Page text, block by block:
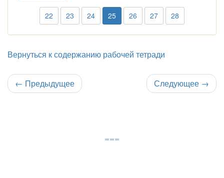
22 23 24 25 26 27 28
Вернуться к содержанию рабочей тетради
← Предыдущее Следующее →